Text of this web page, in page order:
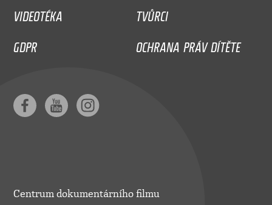
VIDEOTÉKA
TVŮRCI
GDPR
OCHRANA PRÁV DÍTĚTE
Centrum dokumentárního filmu